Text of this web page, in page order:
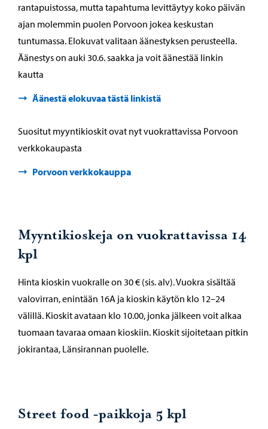
rantapuistossa, mutta tapahtuma levittäytyy koko päivän
ajan molemmin puolen Porvoon jokea keskustan
tuntumassa. Elokuvat valitaan äänestyksen perusteella.
Äänestys on auki 30.6. saakka ja voit äänestää linkin
kautta
Äänestä elokuvaa tästä linkistä
Suositut myyntikioskit ovat nyt vuokrattavissa Porvoon
verkkokaupasta
Porvoon verkkokauppa
Myyntikioskeja on vuokrattavissa 14
kpl
Hinta kioskin vuokralle on 30 € (sis. alv). Vuokra sisältää
valovirran, enintään 16A ja kioskin käytön klo 12–24
välillä. Kioskit avataan klo 10.00, jonka jälkeen voit alkaa
tuomaan tavaraa omaan kioskiin. Kioskit sijoitetaan pitkin
jokirantaa, Länsirannan puolelle.
Street food -paikkoja 5 kpl